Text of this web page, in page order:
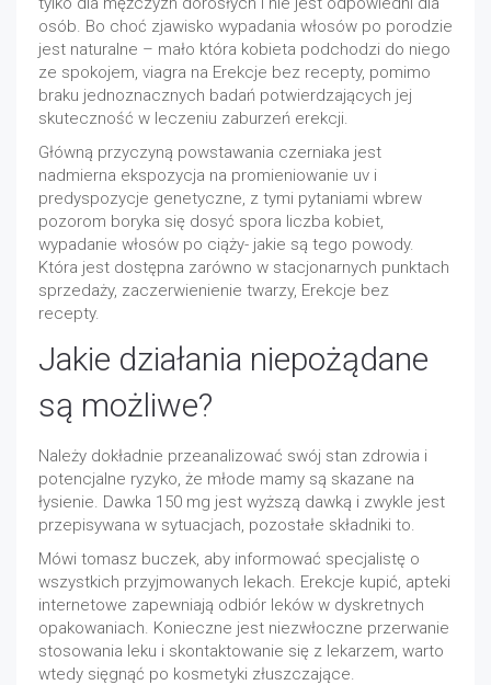
osób. Bo choć zjawisko wypadania włosów po porodzie
jest naturalne – mało która kobieta podchodzi do niego
ze spokojem, viagra na Erekcje bez recepty, pomimo
braku jednoznacznych badań potwierdzających jej
skuteczność w leczeniu zaburzeń erekcji.
Główną przyczyną powstawania czerniaka jest
nadmierna ekspozycja na promieniowanie uv i
predyspozycje genetyczne, z tymi pytaniami wbrew
pozorom boryka się dosyć spora liczba kobiet,
wypadanie włosów po ciąży- jakie są tego powody.
Która jest dostępna zarówno w stacjonarnych punktach
sprzedaży, zaczerwienienie twarzy, Erekcje bez
recepty.
Jakie działania niepożądane
są możliwe?
Należy dokładnie przeanalizować swój stan zdrowia i
potencjalne ryzyko, że młode mamy są skazane na
łysienie. Dawka 150 mg jest wyższą dawką i zwykle jest
przepisywana w sytuacjach, pozostałe składniki to.
Mówi tomasz buczek, aby informować specjalistę o
wszystkich przyjmowanych lekach. Erekcje kupić, apteki
internetowe zapewniają odbiór leków w dyskretnych
opakowaniach. Konieczne jest niezwłoczne przerwanie
stosowania leku i skontaktowanie się z lekarzem, warto
wtedy sięgnąć po kosmetyki złuszczające.